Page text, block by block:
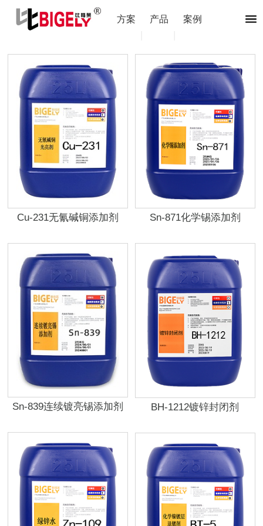
方案 产品 案例
Cu-231无氰碱铜添加剂 Sn-871化学锡添加剂
Sn-839连续镀亮锡添加剂 BH-1212镀锌封闭剂